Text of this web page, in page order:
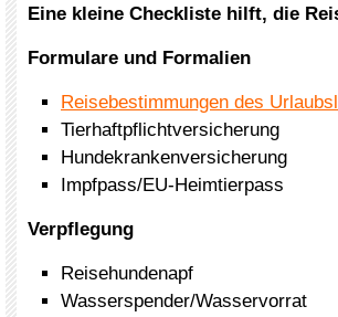
Eine kleine Checkliste hilft, die
Formulare und Formalien
Reisebestimmungen des
Tierhaftpflichtversicherung
Hundekrankenversicherung
Impfpass/EU-Heimtierpass
Verpflegung
Reisehundenapf
Wasserspender/Wasservorrat